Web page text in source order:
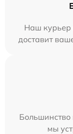
Наш курьер
доставит
Большинство
мы